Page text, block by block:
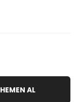
HEMEN AL